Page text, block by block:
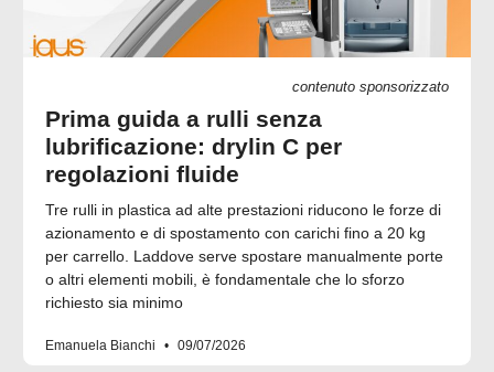
contenuto sponsorizzato
Prima guida a rulli senza
lubrificazione: drylin C per
regolazioni fluide
Tre rulli in plastica ad alte prestazioni riducono le forze di
azionamento e di spostamento con carichi fino a 20 kg
per carrello. Laddove serve spostare manualmente porte
o altri elementi mobili, è fondamentale che lo sforzo
richiesto sia minimo
Emanuela Bianchi 09/07/2026